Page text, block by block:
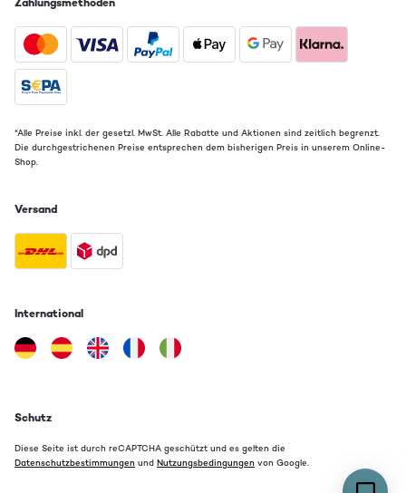
*Alle Preise inkl. der gesetzl. MwSt. Alle Rabatte und Aktionen sind zeitlich begrenzt.
Die durchgestrichenen Preise entsprechen dem bisherigen Preis in unserem Online-
Shop.
Versand
International
Schutz
Diese Seite ist durch reCAPTCHA geschützt und es gelten die
Datenschutzbestimmungen und Nutzungsbedingungen von Google.